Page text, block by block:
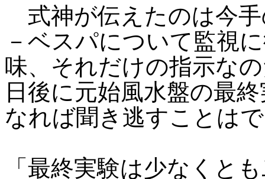
式神が伝えたのは今
－ベスパについて監視
味、それだけの指示な
日後に元始風水盤の最
なれば聞き逃すことは
「最終実験は少なくと